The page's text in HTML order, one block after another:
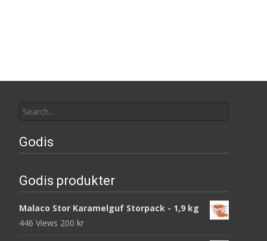
for:
Godis
Godis produkter
Malaco Stor Karamelguf Storpack - 1,9 kg
446 Views 200 kr